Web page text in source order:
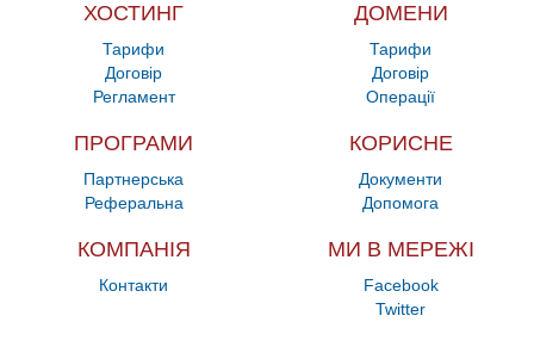
ХОСТИНГ
Тарифи
Договір
Регламент
ДОМЕНИ
Тарифи
Договір
Операції
ПРОГРАМИ
Партнерська
Реферальна
КОРИСНЕ
Документи
Допомога
КОМПАНІЯ
Контакти
МИ В МЕРЕЖІ
Facebook
Twitter